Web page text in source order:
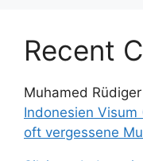
Recent
Muhamed Rüdiger
Indonesien Visum
oft vergessene